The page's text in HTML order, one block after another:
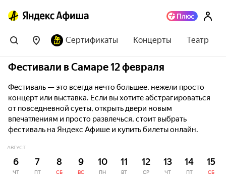
Сертификаты Концерты Театр
Фестивали в Самаре 12 февраля
Фестиваль — это всегда нечто большее, нежели просто
концерт или выставка. Если вы хотите абстрагироваться
от повседневной суеты, открыть двери новым
впечатлениям и просто развлечься, стоит выбрать
фестиваль на Яндекс Афише и купить билеты онлайн.
АВГУСТ
6
ЧТ
7
ПТ
8
СБ
9
ВС
10
ПН
11
ВТ
12
СР
13
ЧТ
14
ПТ
15
СБ